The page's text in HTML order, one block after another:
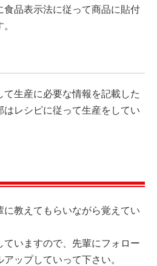
食品表示法に従って商品に貼付
生産に必要な情報を記載した
はレシピに従って生産をしてい
に教えてもらいながら覚えてい
いますので、先輩にフォロー
ップしていって下さい。